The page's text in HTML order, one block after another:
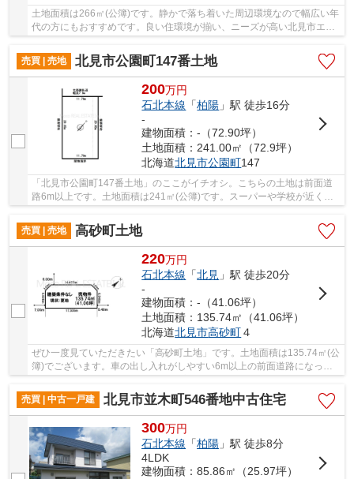
土地面積は266㎡(公簿)です。静かで落ち着いた周辺環境なので幅広い年
代の方にもおすすめです。良い住環境が揃い、ニーズが高い北見市エリ
アの土地探しはぜひ当社にお任せください。お...
売買 | 売地
北見市公園町147番土地
200万円
石北本線 「柏陽 」駅 徒歩16分
-
建物面積：-（72.90坪）
土地面積：241.00㎡（72.9坪）
北海道北見市公園町147
「北見市公園町147番土地」のここがイチオシ。こちらの土地は前面道
路6m以上です。土地面積は241㎡(公簿)です。スーパーや学校が近くに
あり利便性が高いうえに静かな住宅地なのできっ...
売買 | 売地
高砂町土地
220万円
石北本線 「北見 」駅 徒歩20分
-
建物面積：-（41.06坪）
土地面積：135.74㎡（41.06坪）
北海道北見市高砂町４
ぜひ一度見ていただきたい「高砂町土地」です。土地面積は135.74㎡(公
簿)でございます。車の出し入れがしやすい6m以上の前面道路になって
おります。価格220万円でニーズの高い土地です...
売買 | 中古一戸建
北見市並木町546番地中古住宅
300万円
石北本線 「柏陽 」駅 徒歩8分
4LDK
建物面積：85.86㎡（25.97坪）